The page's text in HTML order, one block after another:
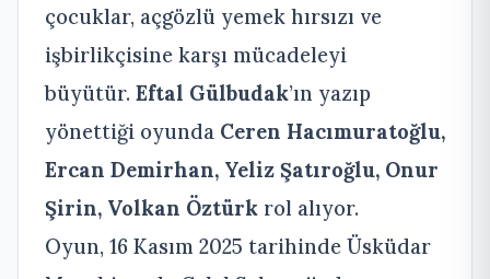
çocuklar, açgözlü yemek hırsızı ve
işbirlikçisine karşı mücadeleyi
büyütür. Eftal Gülbudak’ın yazıp
yönettiği oyunda Ceren Hacımuratoğlu,
Ercan Demirhan, Yeliz Şatıroğlu, Onur
Şirin, Volkan Öztürk rol alıyor.
Oyun, 16 Kasım 2025 tarihinde Üsküdar